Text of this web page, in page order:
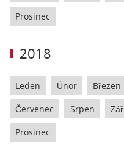
Prosinec
2018
Leden Únor Březen
Červenec Srpen
Prosinec